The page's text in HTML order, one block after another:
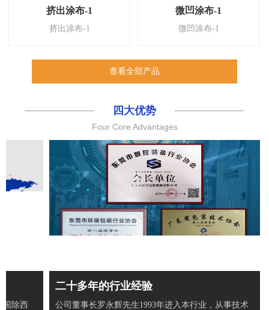
挤出涂布-1
挤出涂布-1
微凹涂布-1
微凹涂布-1
查看全部产品
四大优势
Four Core Advantages
国除西
二十多年的行业经验
公司董事长罗永辉先生1993年进入本行业，从事技术